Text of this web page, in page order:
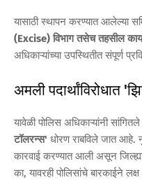
यासाठी स्थापन करण्यात आलेल्या
(Excise) विभाग तसेच तहसील
अधिकाऱ्यांच्या उपस्थितीत संपूर्ण
अमली पदार्थांविरोधात
यावेळी पोलिस अधिकाऱ्यांनी सांगितले
टॉलरन्स' धोरण राबविले जात आहे.
कारवाई करण्यात आली असून
का, यावरही पोलिसांचे बारकाईने